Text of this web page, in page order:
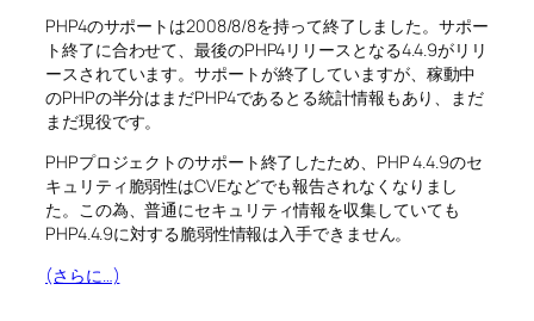
PHP4のサポートは2008/8/8を持って終了しました。サポー
ト終了に合わせて、最後のPHP4リリースとなる4.4.9がリリ
ースされています。サポートが終了していますが、稼動中
のPHPの半分はまだPHP4であるとる統計情報もあり、まだ
まだ現役です。
PHPプロジェクトのサポート終了したため、PHP 4.4.9のセ
キュリティ脆弱性はCVEなどでも報告されなくなりまし
た。この為、普通にセキュリティ情報を収集していても
PHP4.4.9に対する脆弱性情報は入手できません。
(さらに…)